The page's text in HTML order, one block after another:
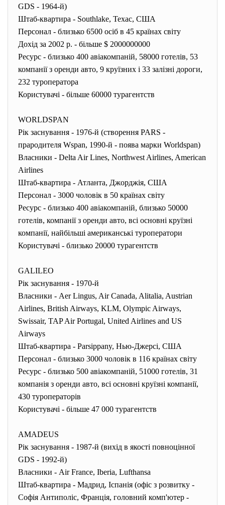
GDS - 1964-й)
Штаб-квартира - Southlake, Техас, США
Персонал - близько 6500 осіб в 45 країнах світу
Дохід за 2002 р. - більше $ 2000000000
Ресурс - близько 400 авіакомпаній, 58000 готелів, 53
компанії з оренди авто, 9 круїзних і 33 залізні дороги,
232 туроператора
Користувачі - більше 60000 турагентств
WORLDSPAN
Рік заснування - 1976-й (створення PARS -
прародителя Wspan, 1990-й - поява марки Worldspan)
Власники - Delta Air Lines, Northwest Airlines, American
Airlines
Штаб-квартира - Атланта, Джорджія, США
Персонал - 3000 чоловік в 50 країнах світу
Ресурс - близько 400 авіакомпаній, близько 50000
готелів, компанії з оренди авто, всі основні круїзні
компанії, найбільші американські туроператори
Користувачі - близько 20000 турагентств
GALILEO
Рік заснування - 1970-й
Власники - Aer Lingus, Air Canada, Alitalia, Austrian
Airlines, British Airways, KLM, Olympic Airways,
Swissair, TAP Air Portugal, United Airlines and US
Airways
Штаб-квартира - Parsippany, Нью-Джерсі, США
Персонал - близько 3000 чоловік в 116 країнах світу
Ресурс - близько 500 авіакомпаній, 51000 готелів, 31
компанія з оренди авто, всі основні круїзні компанії,
430 туроператорів
Користувачі - більше 47 000 турагентств
AMADEUS
Рік заснування - 1987-й (вихід в якості повноцінної
GDS - 1992-й)
Власники - Air France, Iberia, Lufthansa
Штаб-квартира - Мадрид, Іспанія (офіс з розвитку -
Софія Антиполіс, Франція, головний комп'ютер -